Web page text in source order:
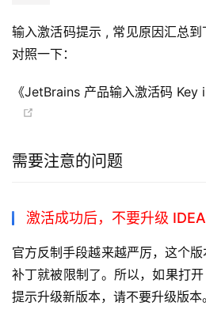
输入激活码提示 , 常见原因汇总
对照一下：
《JetBrains 产品输入激活码 Key
需要注意的问题
激活成功后，不要升级
官方反制手段越来越严厉，这个
补丁就被限制了。所以，如果打
提示升级新版本，请不要升级版本